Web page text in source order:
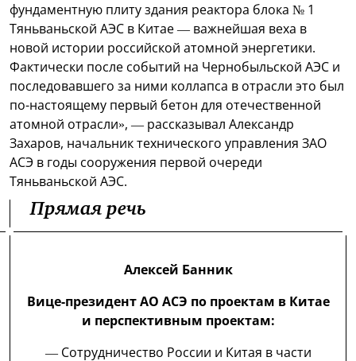
фундаментную плиту здания реактора блока № 1
Тяньваньской АЭС в Китае — важнейшая веха в
новой истории российской атомной энергетики.
Фактически после событий на Чернобыльской АЭС и
последовавшего за ними коллапса в отрасли это был
по-настоящему первый бетон для отечественной
атомной отрасли», — рассказывал Александр
Захаров, начальник технического управления ЗАО
АСЭ в годы сооружения первой очереди
Тяньваньской АЭС.
Алексей Банник
Вице-президент АО АСЭ по проектам в Китае
и перспективным проектам:
— Сотрудничество России и Китая в части
Прямая речь